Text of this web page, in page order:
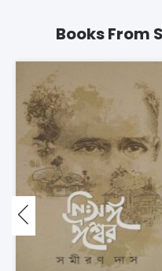
Books From